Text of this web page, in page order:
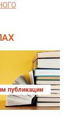
публикации